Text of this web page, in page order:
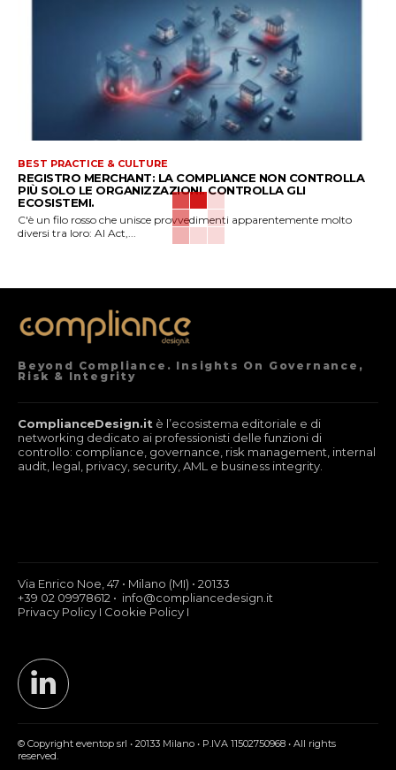
BEST PRACTICE & CULTURE
REGISTRO MERCHANT: LA COMPLIANCE NON CONTROLLA
PIÙ SOLO LE ORGANIZZAZIONI. CONTROLLA GLI
ECOSISTEMI.
C'è un filo rosso che unisce provvedimenti apparentemente molto
diversi tra loro: AI Act,...
Beyond Compliance. Insights On Governance,
Risk & Integrity
ComplianceDesign.it è l’ecosistema editoriale e di
networking dedicato ai professionisti delle funzioni di
controllo: compliance, governance, risk management, internal
audit, legal, privacy, security, AML e business integrity.
Via Enrico Noe, 47 • Milano (MI) • 20133
+39 02 09978612 • info@compliancedesign.it
Privacy Policy I Cookie Policy I
© Copyright eventop srl • 20133 Milano • P.IVA 11502750968 • All rights
reserved.